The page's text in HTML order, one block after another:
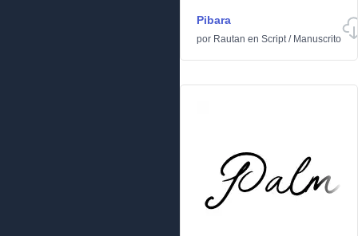
Pibara
por Rautan en Script/ Manuscrito